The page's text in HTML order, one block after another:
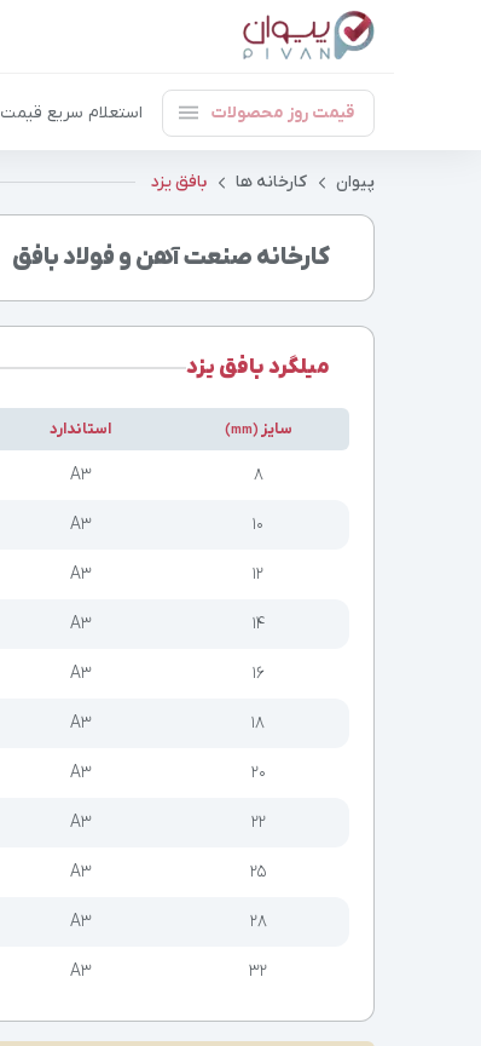
قیمت روز محصولات استعلام سریع قیمت
پیوان کارخانه ها بافق یزد
کارخانه صنعت آهن و فولاد بافق
میلگرد بافق یزد
سایز (mm) استاندارد
۸ A3
۱۰ A3
۱۲ A3
۱۴ A3
۱۶ A3
۱۸ A3
۲۰ A3
۲۲ A3
۲۵ A3
۲۸ A3
۳۲ A3